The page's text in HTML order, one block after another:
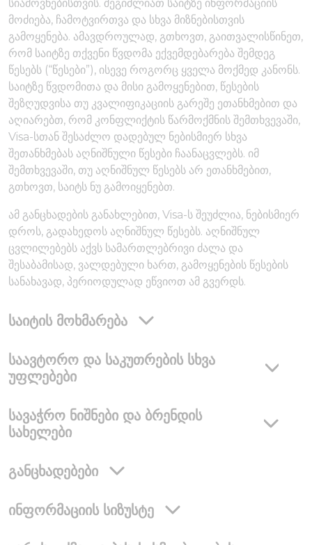
სიამოვნებისთვის. შეგიძლიათ საიტზე ინფორმაციის
მოძიება, ჩამოტვირთვა და სხვა მიზნებისთვის
გამოყენება. ამავდროულად, გთხოვთ, გაითვალისწინეთ,
რომ საიტზე თქვენი წვდომა ექვემდებარება შემდეგ
წესებს (“წესები”), ისევე როგორც ყველა მოქმედ კანონს.
საიტზე წვდომითა და მისი გამოყენებით, წესების
შეზღუდვისა თუ კვალიფიკაციის გარეშე ეთანხმებით და
აღიარებთ, რომ კონფლიქტის წარმოქმნის შემთხვევაში,
Visa-სთან შესაძლო დადებულ ნებისმიერ სხვა
შეთანხმებას აღნიშნული წესები ჩაანაცვლებს. იმ
შემთხვევაში, თუ აღნიშნულ წესებს არ ეთანხმებით,
გთხოვთ, საიტს ნუ გამოიყენებთ.
ამ განცხადების განახლებით, Visa-ს შეუძლია, ნებისმიერ
დროს, გადახედოს აღნიშნულ წესებს. აღნიშნულ
ცვლილებებს აქვს სამართლებრივი ძალა და
შესაბამისად, ვალდებული ხართ, გამოყენების წესების
სანახავად, პერიოდულად ეწვიოთ ამ გვერდს.
საიტის მოხმარება
საავტორო და საკუთრების სხვა
უფლებები
სავაჭრო ნიშნები და ბრენდის
სახელები
განცხადებები
ინფორმაციის სიზუსტე